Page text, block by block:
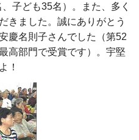
子ども35名）。また、多く
きました。誠にありがとう
慶名則子さんでした（第52
高部門で受賞です）。宇堅
！